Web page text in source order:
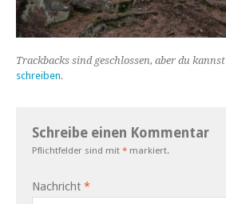
Trackbacks sind geschlossen, aber du kannst
schreiben.
Schreibe einen Kommentar
Pflichtfelder sind mit * markiert.
Nachricht *